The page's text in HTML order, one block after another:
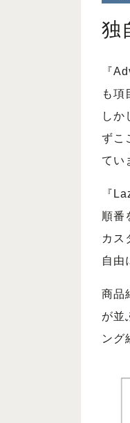
独
『
も項
しか
ずこ
てい
『
順番
カス
自由
商品
が並
ング